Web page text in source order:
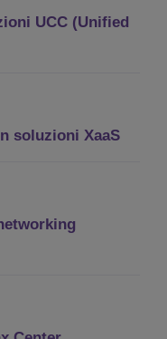
UCC (Unified
soluzioni XaaS